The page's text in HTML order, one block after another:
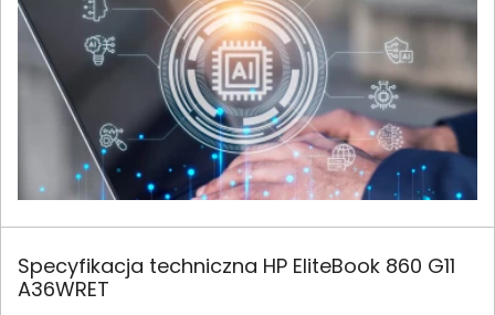
Specyfikacja techniczna HP EliteBook 860 G11
A36WRET